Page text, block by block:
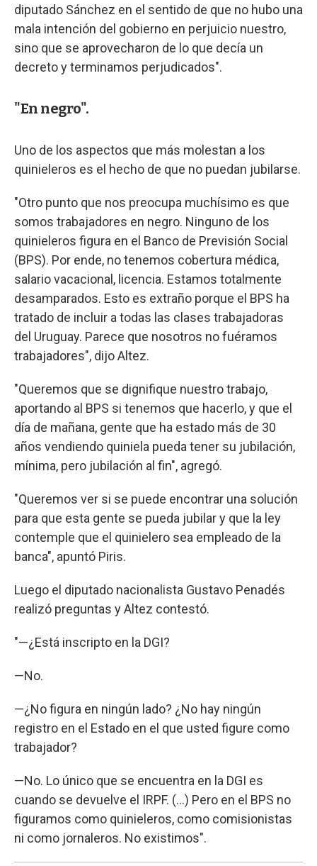
diputado Sánchez en el sentido de que no hubo una
mala intención del gobierno en perjuicio nuestro,
sino que se aprovecharon de lo que decía un
decreto y terminamos perjudicados".
"En negro".
Uno de los aspectos que más molestan a los
quinieleros es el hecho de que no puedan jubilarse.
"Otro punto que nos preocupa muchísimo es que
somos trabajadores en negro. Ninguno de los
quinieleros figura en el Banco de Previsión Social
(BPS). Por ende, no tenemos cobertura médica,
salario vacacional, licencia. Estamos totalmente
desamparados. Esto es extraño porque el BPS ha
tratado de incluir a todas las clases trabajadoras
del Uruguay. Parece que nosotros no fuéramos
trabajadores", dijo Altez.
"Queremos que se dignifique nuestro trabajo,
aportando al BPS si tenemos que hacerlo, y que el
día de mañana, gente que ha estado más de 30
años vendiendo quiniela pueda tener su jubilación,
mínima, pero jubilación al fin", agregó.
"Queremos ver si se puede encontrar una solución
para que esta gente se pueda jubilar y que la ley
contemple que el quinielero sea empleado de la
banca", apuntó Piris.
Luego el diputado nacionalista Gustavo Penadés
realizó preguntas y Altez contestó.
"—¿Está inscripto en la DGI?
—No.
—¿No figura en ningún lado? ¿No hay ningún
registro en el Estado en el que usted figure como
trabajador?
—No. Lo único que se encuentra en la DGI es
cuando se devuelve el IRPF. (...) Pero en el BPS no
figuramos como quinieleros, como comisionistas
ni como jornaleros. No existimos".